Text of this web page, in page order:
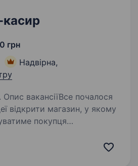
грн
Надвірна,
відкрити магазин, у якому
покупця
понад 500 магазинів у 16